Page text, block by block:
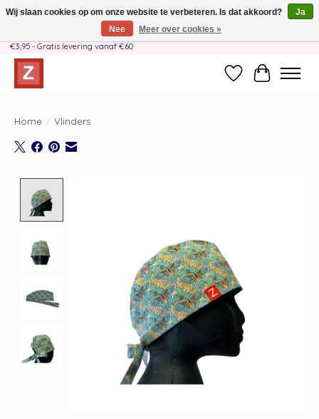
Handgemaakt door moeder-dochterteam❤️ - Verzendkosten BE & NL SLECHTS
€3,95 - Gratis levering vanaf €60
Verlanglijst
Home / Vlinders
Wij slaan cookies op om onze website te verbeteren. Is dat akkoord?
Ja
Nee
Meer over cookies »